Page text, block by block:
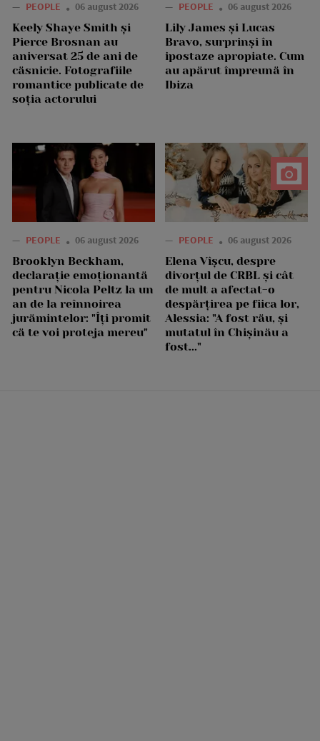
— PEOPLE 06 august 2026
Keely Shaye Smith și
Pierce Brosnan au
aniversat 25 de ani de
căsnicie. Fotografiile
romantice publicate de
soția actorului
— PEOPLE 06 august 2026
Lily James și Lucas
Bravo, surprinși în
ipostaze apropiate. Cum
au apărut împreună în
Ibiza
— PEOPLE 06 august 2026
Brooklyn Beckham,
declarație emoționantă
pentru Nicola Peltz la un
an de la reînnoirea
jurămintelor: "Îți promit
că te voi proteja mereu"
— PEOPLE 06 august 2026
Elena Vîșcu, despre
divorțul de CRBL și cât
de mult a afectat-o
despărțirea pe fiica lor,
Alessia: "A fost rău, și
mutatul în Chișinău a
fost..."